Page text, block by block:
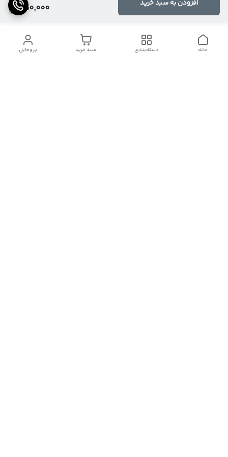
450,000 افزودن به سبد خرید
پروفایل سبد خرید دسته‌بندی خانه